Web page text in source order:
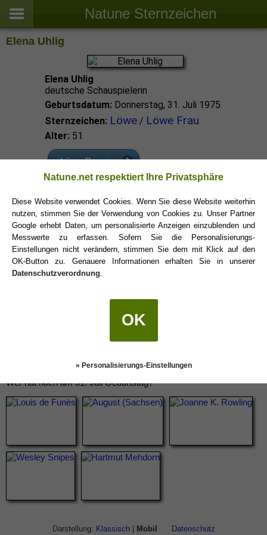
Natune Sternzeichen
Elena Uhlig
Elena Uhlig
deutsche Schauspielerin
Geburtsdatum: Donnerstag, 31. Juli 1975
Sternzeichen: Löwe/ Löwe Frau
Alter: 51
Löwe Promis
Löwe Sternzeichen
Wer hat noch am 31. Juli Geburtstag?
Darstellung: Klassisch| Mobil Datenschutz
Natune.net respektiert Ihre Privatsphäre
Diese Website verwendet Cookies. Wenn Sie diese Website weiterhin
nutzen, stimmen Sie der Verwendung von Cookies zu. Unser Partner
Google erhebt Daten, um personalisierte Anzeigen einzublenden und
Messwerte zu erfassen. Sofern Sie die Personalisierungs-
Einstellungen nicht verändern, stimmen Sie dem mit Klick auf den
OK-Button zu. Genauere Informationen erhalten Sie in unserer
Datenschutzverordnung
OK
» Personalisierungs-Einstellungen